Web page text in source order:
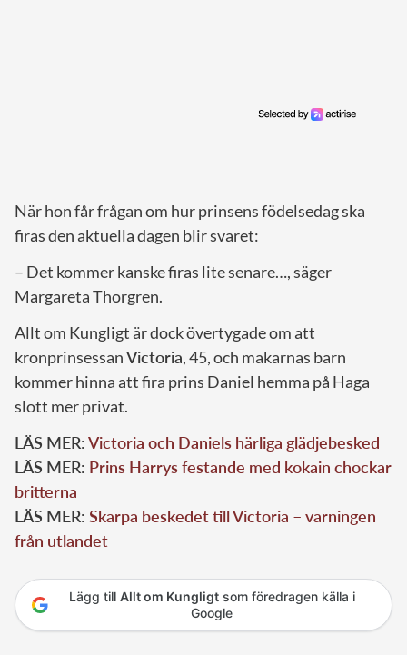
När hon får frågan om hur prinsens födelsedag ska
firas den aktuella dagen blir svaret:
– Det kommer kanske firas lite senare…, säger
Margareta Thorgren.
Allt om Kungligt är dock övertygade om att
kronprinsessanVictoria, 45, och makarnas barn
kommer hinna att fira prins Daniel hemma på Haga
slott mer privat.
LÄS MER:Victoria och Daniels härliga glädjebesked
LÄS MER: Prins Harrys festande med kokain chockar
britterna
LÄS MER: Skarpa beskedet till Victoria – varningen
från utlandet
Lägg till Allt om Kungligtsom föredragen källa i
Google